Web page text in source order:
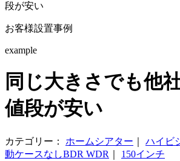
段が安い
お客様設置事例
example
同じ大きさでも他
値段が安い
カテゴリー： ホームシアター ハイビ
動ケースなしBDR WDR
150インチ